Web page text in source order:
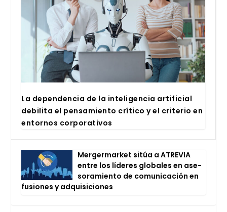
La depen­den­cia de la inte­li­gen­cia arti­fi­cial
debi­li­ta el pen­sa­mien­to crí­ti­co y el cri­te­rio en
entor­nos cor­po­ra­ti­vos
Mer­ger­mar­ket sitúa a ATRE­VIA
entre los líde­res glo­ba­les en ase­
so­ra­mien­to de comu­ni­ca­ción en
fusio­nes y adqui­si­cio­nes